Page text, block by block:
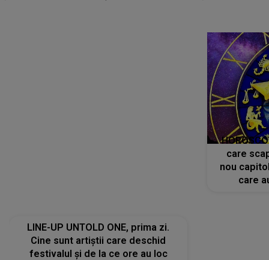
LINE-UP UNTOLD ONE, prima zi.
Cine sunt artiștii care deschid
festivalul și de la ce ore au loc
care
nou
care